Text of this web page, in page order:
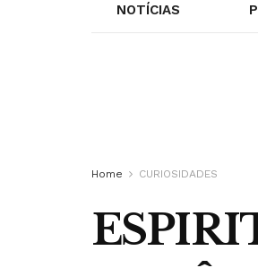
NOTÍCIAS
Home CURIOSIDADES